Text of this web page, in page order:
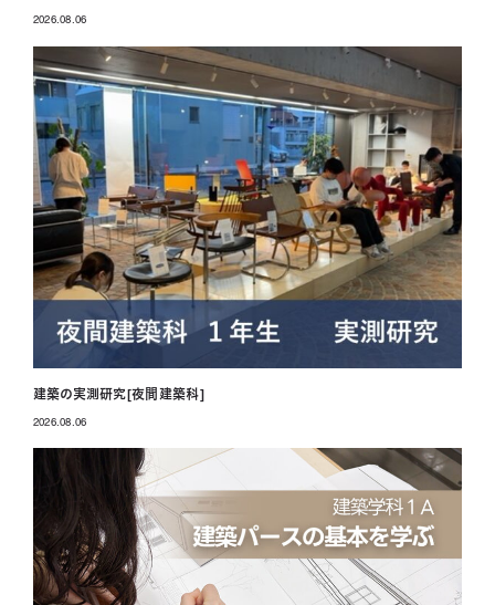
2026.08.06
建築の実測研究[夜間建築科]
2026.08.06